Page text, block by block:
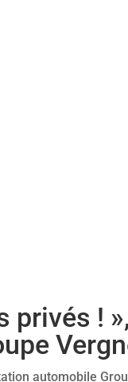
privés !
automobile